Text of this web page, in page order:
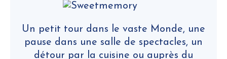
Un petit tour dans le vaste Monde, une
pause dans une salle de spectacles, un
détour par la cuisine ou auprès du